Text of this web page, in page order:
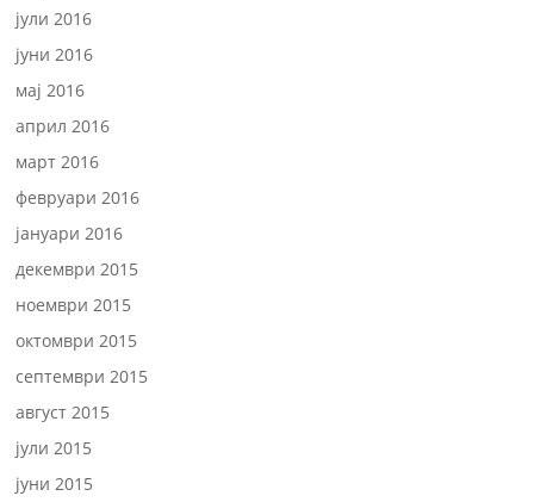
јули 2016
јуни 2016
мај 2016
април 2016
март 2016
февруари 2016
јануари 2016
декември 2015
ноември 2015
октомври 2015
септември 2015
август 2015
јули 2015
јуни 2015